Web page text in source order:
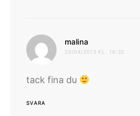
malina
29/04/2013 KL. 16:32
tack fina du
SVARA